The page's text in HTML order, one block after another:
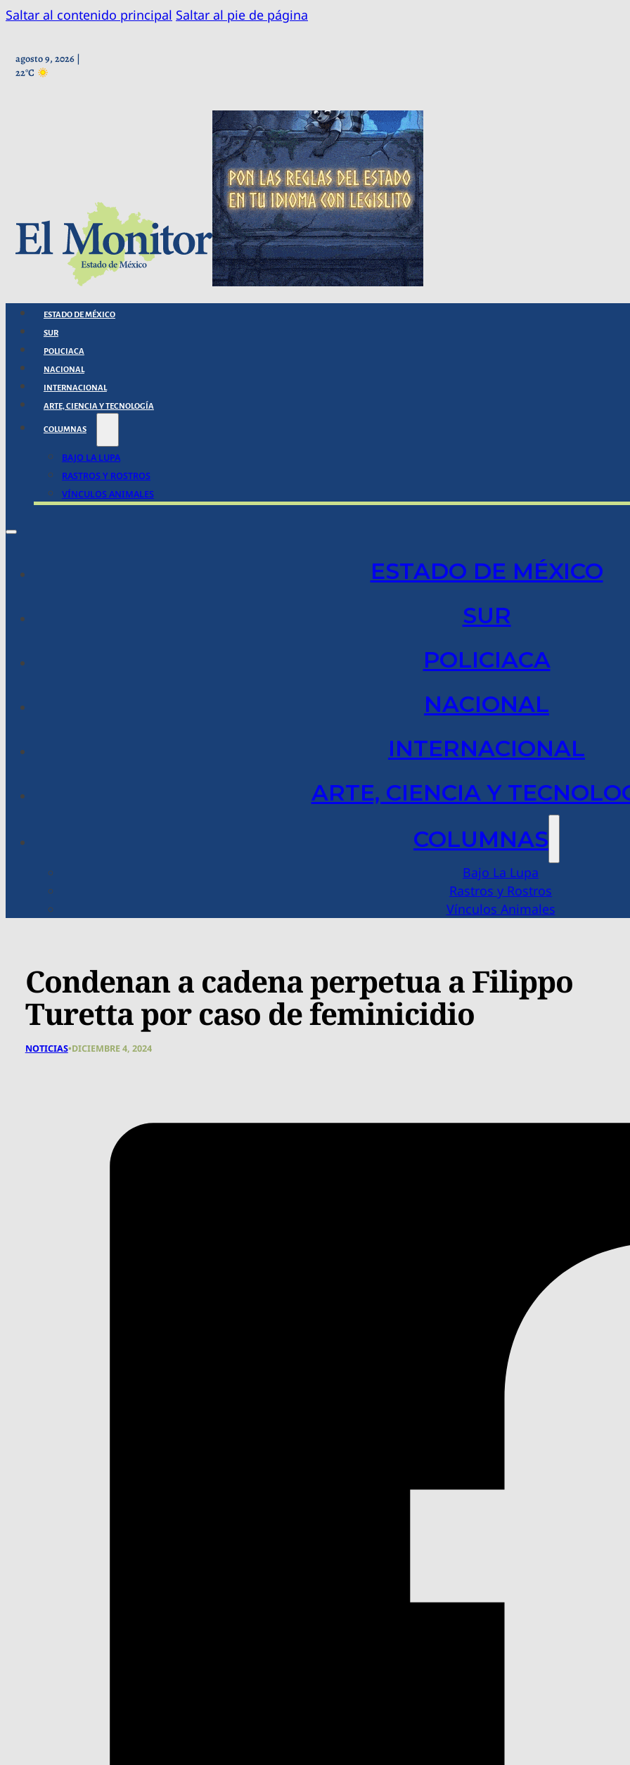
Saltar al contenido principal Saltar al pie de página
agosto 9, 2026 |
22°C
ESTADO DE MÉXICO
SUR
POLICIACA
NACIONAL
INTERNACIONAL
ARTE, CIENCIA Y TECNOLOGÍA
COLUMNAS
BAJO LA LUPA
RASTROS Y ROSTROS
VÍNCULOS ANIMALES
ESTADO DE MÉXICO
SUR
POLICIACA
NACIONAL
INTERNACIONAL
ARTE, CIENCIA Y
COLUMNAS
Bajo La Lupa
Rastros y Rostros
Vínculos Animales
Condenan a cadena perpetua a Filippo
Turetta por caso de feminicidio
NOTICIAS•DICIEMBRE 4, 2024